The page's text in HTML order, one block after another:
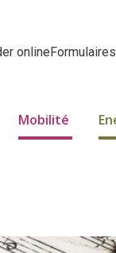
onlineFormulaires
Mobilité